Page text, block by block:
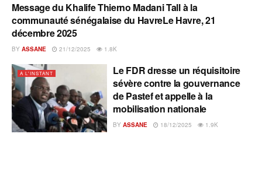
A L'INSTANT
Message du Khalife Thierno Madani Tall à la
communauté sénégalaise du HavreLe Havre, 21
décembre 2025
BY ASSANE 21/12/2025 1.8K
A L'INSTANT
Le FDR dresse un réquisitoire
sévère contre la gouvernance
de Pastef et appelle à la
mobilisation nationale
BY ASSANE 18/12/2025 1.9K